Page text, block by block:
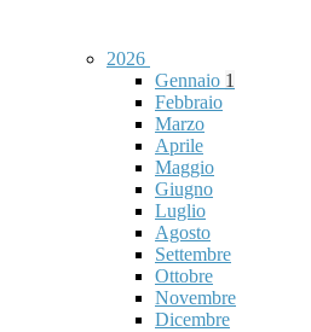
2026
Gennaio 1
Febbraio
Marzo
Aprile
Maggio
Giugno
Luglio
Agosto
Settembre
Ottobre
Novembre
Dicembre